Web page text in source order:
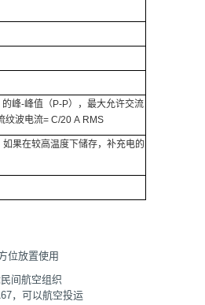
峰-峰值（P-P），最大允许交流
纹波电流= C/20 A RMS
果在较高温度下储存，补充电的
位放置使用
间航空组织
，可以航空投运